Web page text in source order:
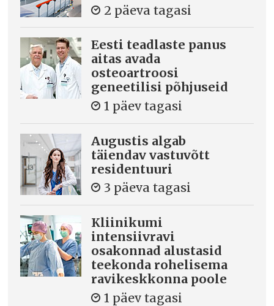
2 päeva tagasi
Eesti teadlaste panus
aitas avada
osteoartroosi
geneetilisi põhjuseid
1 päev tagasi
Augustis algab
täiendav vastuvõtt
residentuuri
3 päeva tagasi
Kliinikumi
intensiivravi
osakonnad alustasid
teekonda rohelisema
ravikeskkonna poole
1 päev tagasi